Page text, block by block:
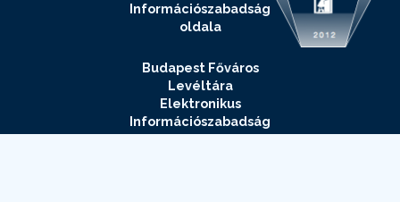
Információszabadság
oldala
Budapest Főváros
Levéltára
Elektronikus
Információszabadság
oldala